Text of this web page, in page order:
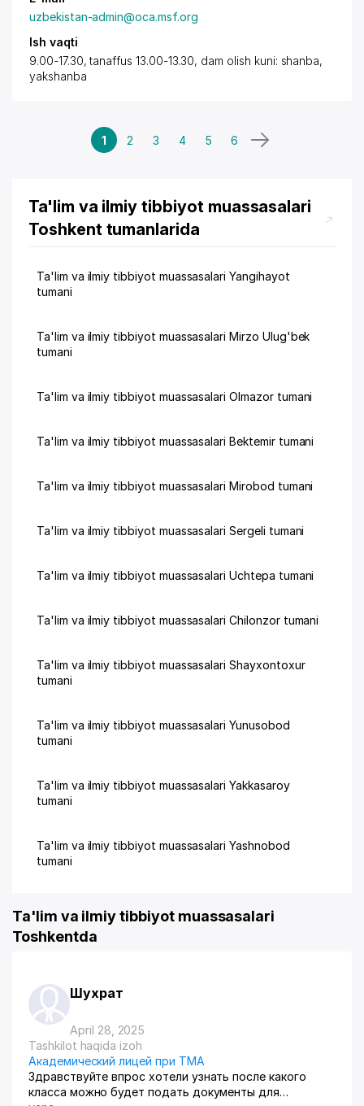
uzbekistan-admin@oca.msf.org
Ish vaqti
9.00-17.30, tanaffus 13.00-13.30, dam olish kuni: shanba,
yakshanba
1 2 3 4 5 6
Ta'lim va ilmiy tibbiyot muassasalari
Toshkent tumanlarida
Ta'lim va ilmiy tibbiyot muassasalari Yangihayot
tumani
Ta'lim va ilmiy tibbiyot muassasalari Mirzo Ulug'bek
tumani
Ta'lim va ilmiy tibbiyot muassasalari Olmazor tumani
Ta'lim va ilmiy tibbiyot muassasalari Bektemir tumani
Ta'lim va ilmiy tibbiyot muassasalari Mirobod tumani
Ta'lim va ilmiy tibbiyot muassasalari Sergeli tumani
Ta'lim va ilmiy tibbiyot muassasalari Uchtepa tumani
Ta'lim va ilmiy tibbiyot muassasalari Chilonzor tumani
Ta'lim va ilmiy tibbiyot muassasalari Shayxontoxur
tumani
Ta'lim va ilmiy tibbiyot muassasalari Yunusobod
tumani
Ta'lim va ilmiy tibbiyot muassasalari Yakkasaroy
tumani
Ta'lim va ilmiy tibbiyot muassasalari Yashnobod
tumani
Ta'lim va ilmiy tibbiyot muassasalari
Toshkentda
Шухрат
April 28, 2025
Tashkilot haqida izoh
Академический лицей при ТМА
Здравствуйте впрос хотели узнать после какого
класса можно будет подать документы для